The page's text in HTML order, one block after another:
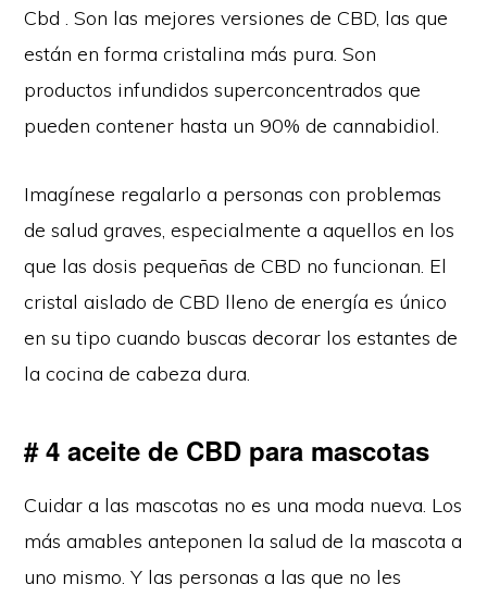
Cbd . Son las mejores versiones de CBD, las que
están en forma cristalina más pura. Son
productos infundidos superconcentrados que
pueden contener hasta un 90% de cannabidiol.
Imagínese regalarlo a personas con problemas
de salud graves, especialmente a aquellos en los
que las dosis pequeñas de CBD no funcionan. El
cristal aislado de CBD lleno de energía es único
en su tipo cuando buscas decorar los estantes de
la cocina de cabeza dura.
# 4 aceite de CBD para mascotas
Cuidar a las mascotas no es una moda nueva. Los
más amables anteponen la salud de la mascota a
uno mismo. Y las personas a las que no les